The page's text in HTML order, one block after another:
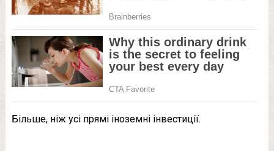
Більше, ніж усі прямі іноземні інвестиції.